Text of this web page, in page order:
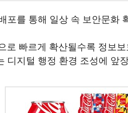
를 통해 일상 속 보안문화
빠르게 확산될수록 정보
디지털 행정 환경 조성에 앞